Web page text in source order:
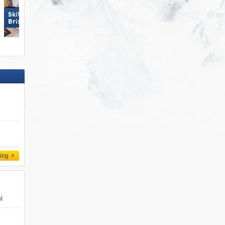
SkiWelt Wilder Kaiser-
Brixental
KitzSki – Kitzbühel/​Kirchberg